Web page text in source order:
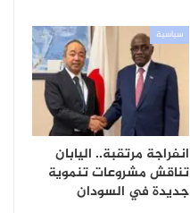
سياسية
انفراجة مرتقبة.. اليابان
تناقش مشروعات تنموية
جديدة في السودان